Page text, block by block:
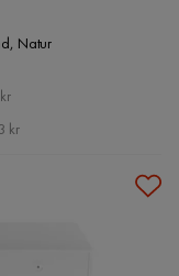
Natur
kr